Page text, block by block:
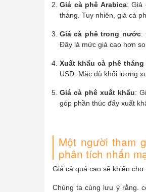
Giá cà phê Arabica: Giá
tháng. Tuy nhiên, giá cà
Giá cà phê trong nước:
Đây là mức giá cao hơn
Xuất khẩu cà phê tháng
USD. Mặc dù khối lượng
Giá cà phê xuất khẩu:
góp phần thúc đẩy xuất
Một người tham
phân tích nhấn
Giá cả quá cao sẽ khiến cho
Chúng ta cùng lưu ý rằng.